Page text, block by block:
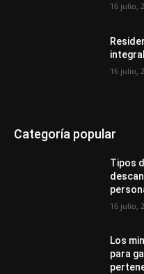
16 julio,
16 julio,
Categoría popular
Tipos
16 julio,
Los
para